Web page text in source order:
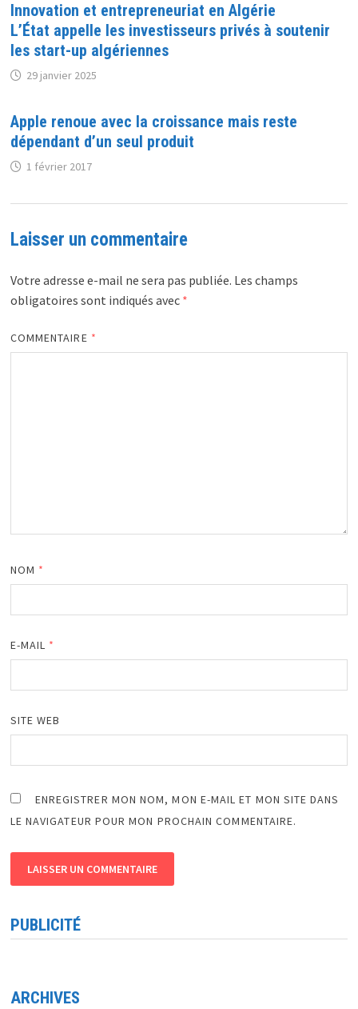
Innovation et entrepreneuriat en Algérie
L’État appelle les investisseurs privés à soutenir
les start-up algériennes
29 janvier 2025
Apple renoue avec la croissance mais reste
dépendant d’un seul produit
1 février 2017
Laisser un commentaire
Votre adresse e-mail ne sera pas publiée. Les champs
obligatoires sont indiqués avec *
COMMENTAIRE *
NOM *
E-MAIL *
SITE WEB
ENREGISTRER MON NOM, MON E-MAIL ET MON SITE DANS
LE NAVIGATEUR POUR MON PROCHAIN COMMENTAIRE.
PUBLICITÉ
ARCHIVES